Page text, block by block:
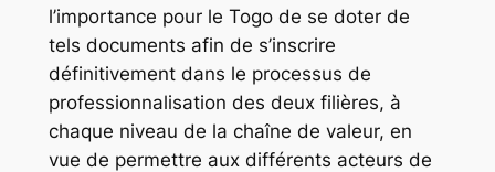
l’importance pour le Togo de se doter de
tels documents afin de s’inscrire
définitivement dans le processus de
professionnalisation des deux filières, à
chaque niveau de la chaîne de valeur, en
vue de permettre aux différents acteurs de